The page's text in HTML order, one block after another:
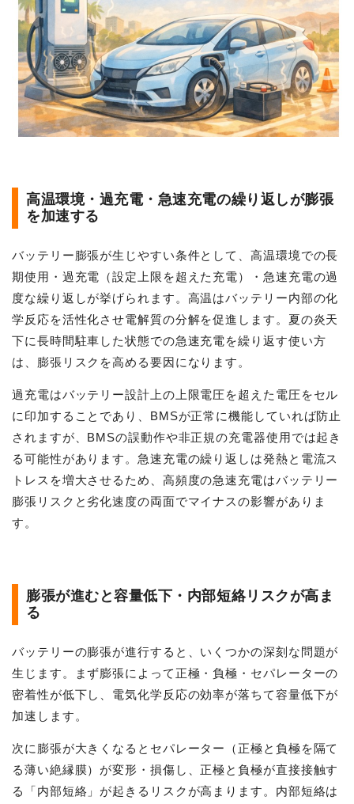
高温環境・過充電・急速充電の繰り返しが膨張
を加速する
バッテリー膨張が生じやすい条件として、高温環境での長
期使用・過充電（設定上限を超えた充電）・急速充電の過
度な繰り返しが挙げられます。高温はバッテリー内部の化
学反応を活性化させ電解質の分解を促進します。夏の炎天
下に長時間駐車した状態での急速充電を繰り返す使い方
は、膨張リスクを高める要因になります。
過充電はバッテリー設計上の上限電圧を超えた電圧をセル
に印加することであり、BMSが正常に機能していれば防止
されますが、BMSの誤動作や非正規の充電器使用では起き
る可能性があります。急速充電の繰り返しは発熱と電流ス
トレスを増大させるため、高頻度の急速充電はバッテリー
膨張リスクと劣化速度の両面でマイナスの影響がありま
す。
膨張が進むと容量低下・内部短絡リスクが高ま
る
バッテリーの膨張が進行すると、いくつかの深刻な問題が
生じます。まず膨張によって正極・負極・セパレーターの
密着性が低下し、電気化学反応の効率が落ちて容量低下が
加速します。
次に膨張が大きくなるとセパレーター（正極と負極を隔て
る薄い絶縁膜）が変形・損傷し、正極と負極が直接接触す
る「内部短絡」が起きるリスクが高まります。内部短絡は